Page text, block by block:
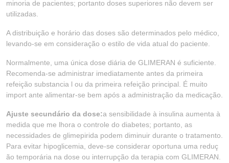
minoria de pacientes; portanto doses superiores não devem ser
utilizadas.
A distribuição e horário das doses são determinados pelo médico,
levando-se em consideração o estilo de vida atual do paciente.
Normalmente, uma única dose diária de GLIMERAN é suficiente.
Recomenda-se administrar imediatamente antes da primeira
refeição substancia l ou da primeira refeição principal. É muito
import ante alimentar-se bem após a administração da medicação.
Ajuste secundário da dose:a sensibilidade à insulina aumenta à
medida que me lhora o controle do diabetes; portanto, as
necessidades de glimepirida podem diminuir durante o tratamento.
Para evitar hipoglicemia, deve-se considerar oportuna uma reduç
ão temporária na dose ou interrupção da terapia com GLIMERAN.